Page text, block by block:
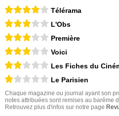
Télérama
L'Obs
Première
Voici
Les Fiches du
Le Parisien
Chaque magazine ou journal ayant son
notes attribuées sont remises au barême
Retrouvez plus d'infos sur notre page